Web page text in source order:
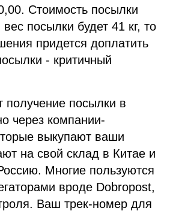
Стоимость посылки
посылки будет 41 кг, то
придется доплатить
- критичный
получение посылки в
через компании-
выкупают ваши
на свой склад в Китае и
Многие пользуются
вроде Dobropost,
Ваш трек-номер для